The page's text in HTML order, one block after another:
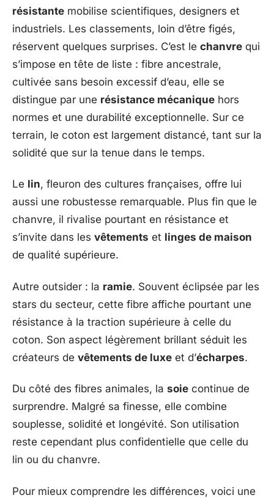
résistante mobilise scientifiques, designers et
industriels. Les classements, loin d’être figés,
réservent quelques surprises. C’est le chanvre qui
s’impose en tête de liste : fibre ancestrale,
cultivée sans besoin excessif d’eau, elle se
distingue par une résistance mécanique hors
normes et une durabilité exceptionnelle. Sur ce
terrain, le coton est largement distancé, tant sur la
solidité que sur la tenue dans le temps.
Le lin, fleuron des cultures françaises, offre lui
aussi une robustesse remarquable. Plus fin que le
chanvre, il rivalise pourtant en résistance et
s’invite dans les vêtements et linges de maison
de qualité supérieure.
Autre outsider : la ramie. Souvent éclipsée par les
stars du secteur, cette fibre affiche pourtant une
résistance à la traction supérieure à celle du
coton. Son aspect légèrement brillant séduit les
créateurs de vêtements de luxe et d’écharpes.
Du côté des fibres animales, la soie continue de
surprendre. Malgré sa finesse, elle combine
souplesse, solidité et longévité. Son utilisation
reste cependant plus confidentielle que celle du
lin ou du chanvre.
Pour mieux comprendre les différences, voici une